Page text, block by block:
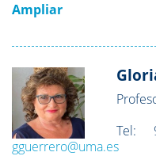
Ampliar
Tel:
gguerrero@uma.es